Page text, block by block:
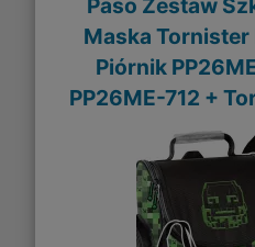
Maska
Piórnik
PP26ME-712 +